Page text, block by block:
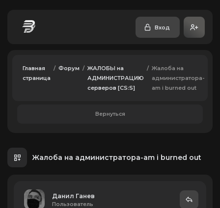
Вход
Главная
страница
/ Форум / ЖАЛОБЫ на
АДМИНИСТРАЦИЮ
серверов [CS:S]
/ Жалоба на
администратора-
am i burned out
Вернуться
Жалоба на администратора-am i burned out
Данил Ганев
Пользователь